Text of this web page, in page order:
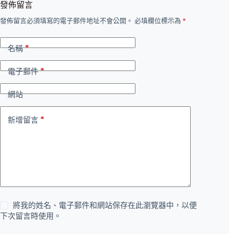
發佈留言
發佈留言必須填寫的電子郵件地址不會公開。 必填欄位標示為 *
名稱*
電子郵件*
網站
新增留言 *
將我的姓名、電子郵件和網站保存在此瀏覽器中，以便
下次留言時使用。